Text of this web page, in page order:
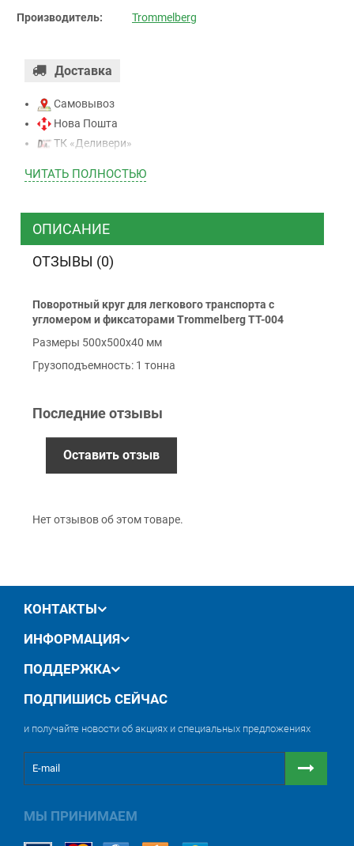
Производитель: Trommelberg
Доставка
Самовывоз
Нова Пошта
ТК «Деливери»
ТК “Justin”
ТК ”УкрПочта”
Наличными
Оплата картой Visa, Mastercard - LiqPay
Приватбанк
Гарантия
обмен / возврат товара в течение 14 дней
ЧИТАТЬ ПОЛНОСТЬЮ
ОПИСАНИЕ
ОТЗЫВЫ (0)
Поворотный круг для легкового транспорта с
угломером и фиксаторами Trommelberg TT-004
Размеры 500х500х40 мм
Грузоподъемность: 1 тонна
Последние отзывы
Оставить отзыв
Нет отзывов об этом товаре.
КОНТАКТЫ
ИНФОРМАЦИЯ
ПОДДЕРЖКА
ПОДПИШИСЬ СЕЙЧАС
и получайте новости об акциях и специальных предложениях
МЫ ПРИНИМАЕМ